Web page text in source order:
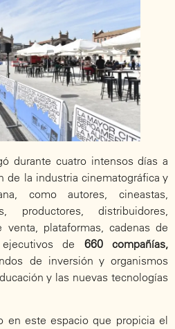
durante cuatro intensos días a
de la industria cinematográfica y
como autores, cineastas,
productores, distribuidores,
venta, plataformas, cadenas de
de 660 compañías,
de inversión y organismos
y las nuevas tecnologías
en este espacio que propicia el